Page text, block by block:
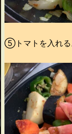
⑤トマトを入れる